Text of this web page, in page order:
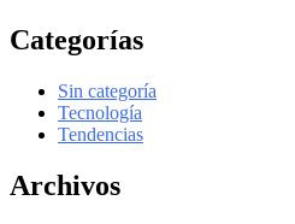
Categorías
Sin categoría
Tecnología
Tendencias
Archivos